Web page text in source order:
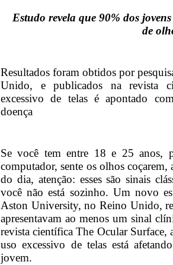
Estudo revela que 90% dos
de
Resultados foram obtidos por
Unido, e publicados na revista
excessivo de telas é apontado
doença
Se você tem entre 18 e 25 anos,
computador, sente os olhos
do dia, atenção: esses são sinais
você não está sozinho. Um novo
Aston University, no Reino Unido,
apresentavam ao menos um sinal
revista científica The Ocular Surface,
uso excessivo de telas está
jovem.